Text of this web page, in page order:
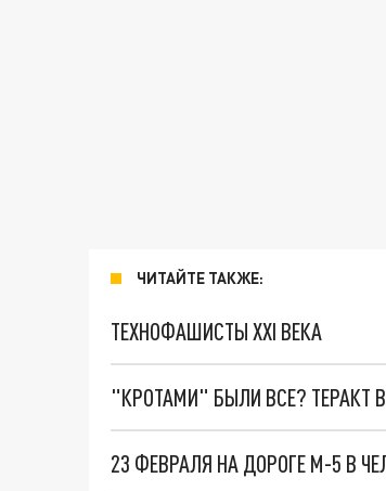
ЧИТАЙТЕ ТАКЖЕ:
ТЕХНОФАШИСТЫ XXI ВЕКА
"КРОТАМИ" БЫЛИ ВСЕ? ТЕРАКТ
23 ФЕВРАЛЯ НА ДОРОГЕ М-5 В